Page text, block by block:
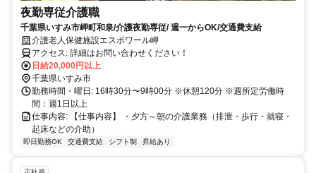
夜勤専従介護職
千葉県いすみ市岬町和泉/介護夜勤専従/ 週一からOK/交通費支給
介護老人保健施設エスポワール岬
アクセス: 詳細はお問い合わせください！
日給20,000円以上
千葉県いすみ市
勤務時間・曜日: 16時30分〜9時00分 ※休憩120分 ※週所定労働時
間：週1日以上
仕事内容: 【仕事内容】 ・夕方～朝の介護業務（排泄・歩行・就寝・
起床などの介助）
即日勤務OK 交通費支給 シフト制 昇給あり